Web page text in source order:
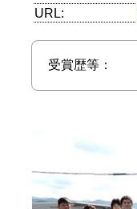
URL:
受賞歴等：